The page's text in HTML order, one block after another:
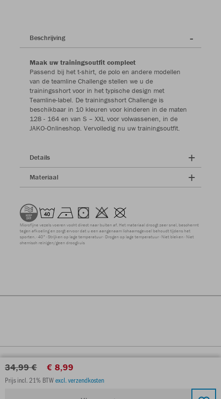
34,99 € € 8,99
Prijs incl. 21% BTWexcl. verzendkosten
Beschrijving
Maak uw trainingsoutfit compleet
Passend bij het t-shirt, de polo en andere modellen
van de teamline Challenge stellen we u de
trainingsshort voor in het typische design met
Teamline-label. De trainingsshort Challenge is
beschikbaar in 10 kleuren voor kinderen in de maten
128 - 164 en van S – XXL voor volwassenen, in de
JAKO-Onlineshop. Vervolledig nu uw trainingsoutfit.
Details
Materiaal
Microfijne vezels voeren vocht direct naar buiten af. Het materiaal droogt zeer snel, beschermt
tegen afkoeling en zorgt ervoor dat u een aangenaam lichaamsgevoel behoudt tijdens het
sporten. 40° Strijken op lage temperatuur Drogen op lage temperatuur Niet bleken Niet
chemisch reinigen/geen droogkuis